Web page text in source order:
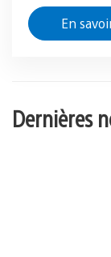
En
Dernières